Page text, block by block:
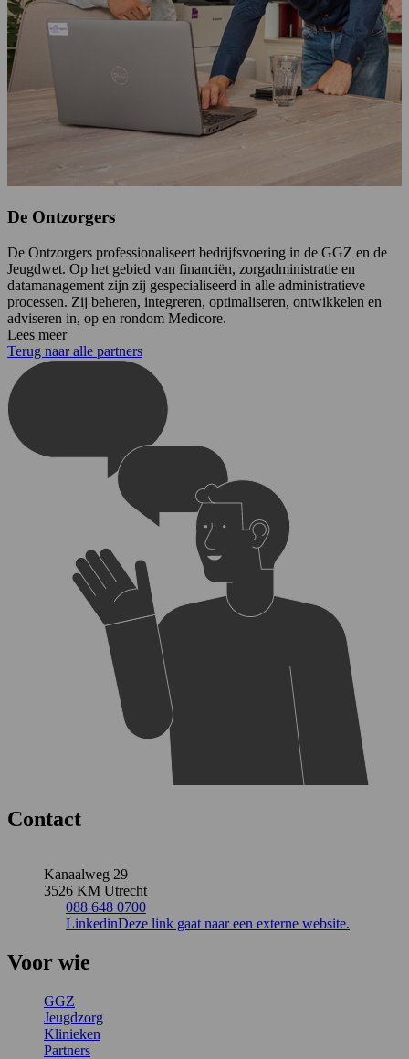
De Ontzorgers
De Ontzorgers professionaliseert bedrijfsvoering in de GGZ en de
Jeugdwet. Op het gebied van financiën, zorgadministratie en
datamanagement zijn zij gespecialiseerd in alle administratieve
processen. Zij beheren, integreren, optimaliseren, ontwikkelen en
adviseren in, op en rondom Medicore.
Lees meer
Terug naar alle partners
Contact
Kanaalweg 29
3526 KM Utrecht
088 648 0700
LinkedinDeze link gaat naar een externe website.
Voor wie
GGZ
Jeugdzorg
Klinieken
Partners